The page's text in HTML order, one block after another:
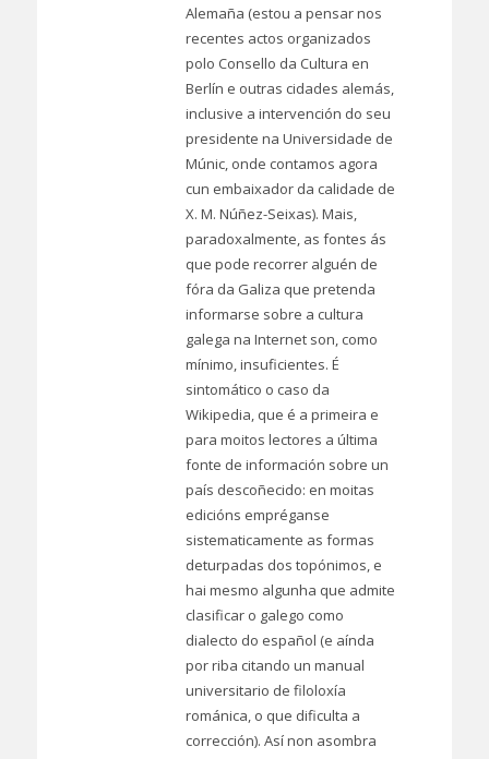
Alemaña (estou a pensar nos
recentes actos organizados
polo Consello da Cultura en
Berlín e outras cidades alemás,
inclusive a intervención do seu
presidente na Universidade de
Múnic, onde contamos agora
cun embaixador da calidade de
X. M. Núñez-Seixas). Mais,
paradoxalmente, as fontes ás
que pode recorrer alguén de
fóra da Galiza que pretenda
informarse sobre a cultura
galega na Internet son, como
mínimo, insuficientes. É
sintomático o caso da
Wikipedia, que é a primeira e
para moitos lectores a última
fonte de información sobre un
país descoñecido: en moitas
edicións empréganse
sistematicamente as formas
deturpadas dos topónimos, e
hai mesmo algunha que admite
clasificar o galego como
dialecto do español (e aínda
por riba citando un manual
universitario de filoloxía
románica, o que dificulta a
corrección). Así non asombra